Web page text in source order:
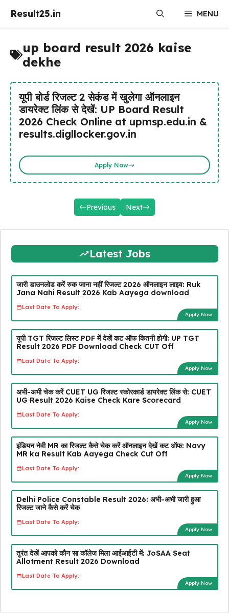
Result25.in MENU
up board result 2026 kaise
dekhe
यूपी बोर्ड रिजल्ट 2 सेकंड में खुलेगा ऑनलाइन
डायरेक्ट लिंक से देखें: UP Board Result
2026 Check Online at upmsp.edu.in &
results.digllocker.gov.in
Apply Now
Previous Next
Latest Jobs
जारी डाउनलोड करें रुक जाना नहीं रिजल्ट 2026 ऑनलाइन लाइव: Ruk
Jana Nahi Result 2026 Kab Aayega download
Last Date To Apply:
Apply Now
यूपी TGT रिजल्ट लिस्ट PDF में देखें कट ऑफ कितनी होगी: UP TGT
Result 2026 PDF Download Check CUT Off
Last Date To Apply:
Apply Now
अभी-अभी चेक करें CUET UG रिजल्ट स्कोरकार्ड डायरेक्ट लिंक से: CUET
UG Result 2026 Kaise Check Kare Scorecard
Last Date To Apply:
Apply Now
इंडियन नेवी MR का रिजल्ट कैसे चेक करें ऑनलाइन देखें कट ऑफ: Navy
MR ka Result Kab Aayega Check Cut Off
Last Date To Apply:
Apply Now
Delhi Police Constable Result 2026: अभी-अभी जारी हुआ
रिजल्ट जाने कैसे करें चेक
Last Date To Apply:
Apply Now
तुरंत देखें आपको कौन सा कॉलेज मिला आईआईटी में: JoSAA Seat
Allotment Result 2026 Download
Last Date To Apply:
Apply Now